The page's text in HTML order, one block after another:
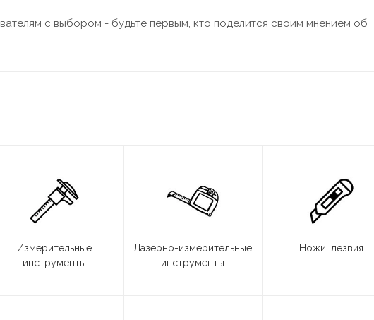
с выбором - будьте первым, кто поделится своим мнением об
Измерительные
инструменты
Лазерно-измерительные
инструменты
Ножи, лезвия